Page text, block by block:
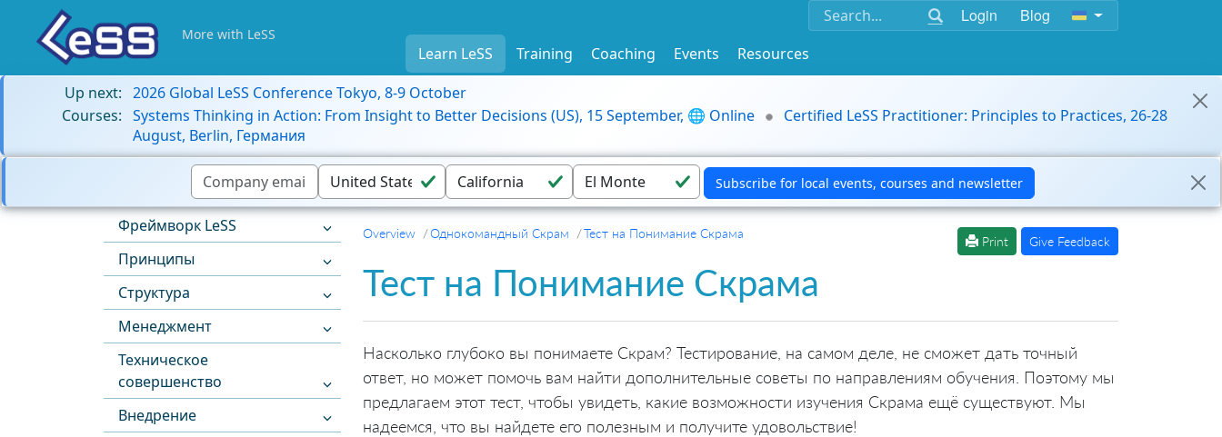
Login Blog
More with LeSS
Learn LeSS Training Coaching Events
Resources
Up next: 2026 Global LeSS Conference Tokyo, 8-9 October
Courses: Systems Thinking in Action: From Insight to Better Decisions (US), 15 September, 🌐 Online
Certified LeSS Practitioner: Principles to Practices, 26-28
August, Berlin, Германия
Фреймворк LeSS
Принципы
Структура
Менеджмент
Техническое
совершенство
Внедрение
Overview Однокомандный Скрам Тест на Понимание Скрама
Print Give Feedback
Тест на Понимание Скрама
Насколько глубоко вы понимаете Скрам? Тестирование, на самом деле, не сможет дать точный
ответ, но может помочь вам найти дополнительные советы по направлениям обучения. Поэтому мы
предлагаем этот тест, чтобы увидеть, какие возможности изучения Скрама ещё существуют. Мы
надеемся, что вы найдете его полезным и получите удовольствие!